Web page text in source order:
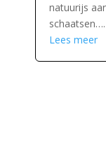
natuurijs
Lees meer